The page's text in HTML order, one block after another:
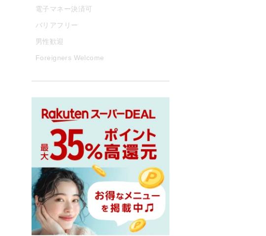
電子マネー決済可
バリアフリー
男性歓迎
Foreigners Welcome